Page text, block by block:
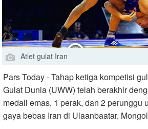
Atlet gulat Iran
Pars Today - Tahap ketiga kompetisi
Gulat Dunia (UWW) telah berakhir
medali emas, 1 perak, dan 2 perunggu
gaya bebas Iran di Ulaanbaatar,